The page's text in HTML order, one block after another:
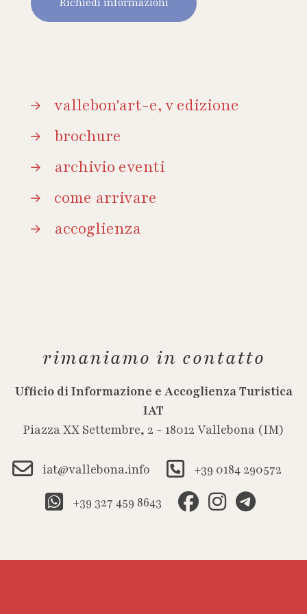
Richiedi informazioni
vallebon'art-e, v edizione
brochure
archivio eventi
come arrivare
accoglienza
rimaniamo in contatto
Ufficio di Informazione e Accoglienza Turistica
IAT
Piazza XX Settembre, 2 - 18012 Vallebona (IM)
iat@vallebona.info
+39 0184 290572
+39 327 459 8643